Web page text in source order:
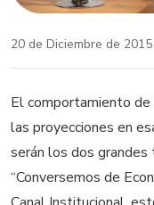
20 de Diciembre de 2015
El comportamiento
las proyecciones en
serán los dos grandes
“Conversemos de